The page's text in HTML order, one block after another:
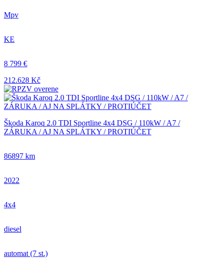
Mpv
KE
8 799 €
212.628 Kč
Škoda Karoq 2.0 TDI Sportline 4x4 DSG / 110kW / A7 /
ZÁRUKA / AJ NA SPLÁTKY / PROTIÚČET
86897 km
2022
4x4
diesel
automat (7 st.)